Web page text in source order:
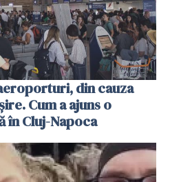
din cauza
Cum a ajuns o
în Cluj-Napoca